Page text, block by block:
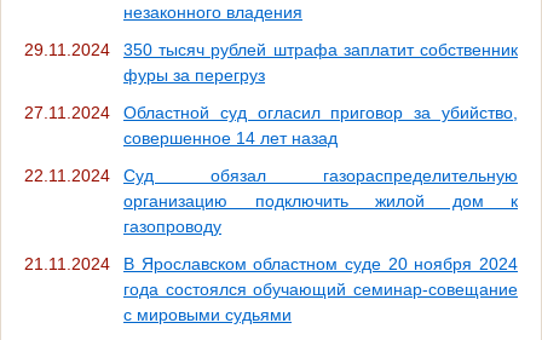
незаконного владения
29.11.2024
350 тысяч рублей штрафа заплатит собственник
фуры за перегруз
27.11.2024
Областной суд огласил приговор за убийство,
совершенное 14 лет назад
22.11.2024
Суд обязал газораспределительную
организацию подключить жилой дом к
газопроводу
21.11.2024
В Ярославском областном суде 20 ноября 2024
года состоялся обучающий семинар-совещание
с мировыми судьями